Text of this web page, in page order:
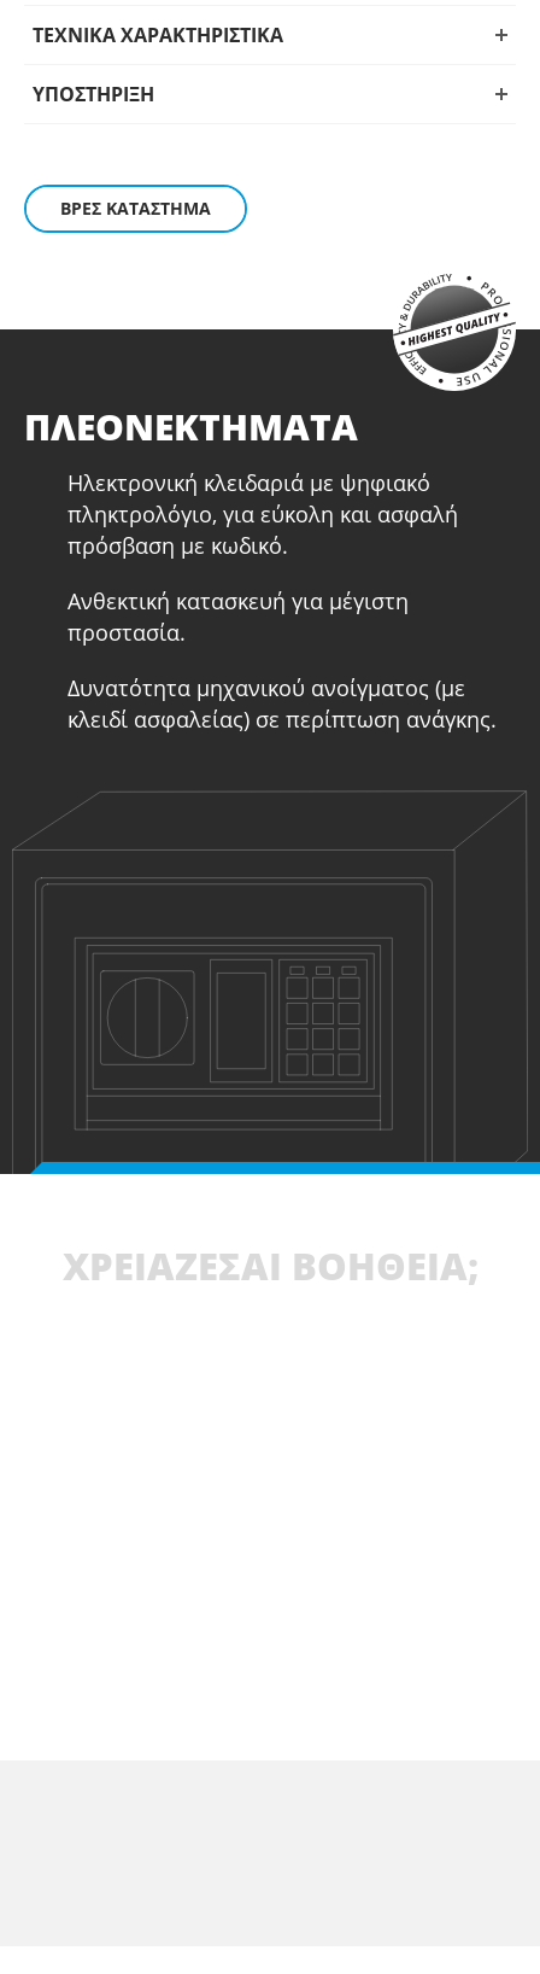
κωδικού μετά την τρίτη προσπάθεια (βλ. οδηγίες χρήσης).
Κατάλληλα για επιδαπέδια και επιτοίχια τοποθέτηση, με
Είναι διαθέσιμα στα εξής μεγέθη:
31 × 20 × 20 cm (HS55311)
ΤΕΧΝΙΚΑ ΧΑΡΑΚΤΗΡΙΣΤΙΚΑ
ΥΠΟΣΤΗΡΙΞΗ
ΒΡΕΣ ΚΑΤΑΣΤΗΜΑ
ΠΛΕΟΝΕΚΤΗΜΑΤΑ
Ηλεκτρονική κλειδαριά με ψηφιακό
πληκτρολόγιο, για εύκολη και ασφαλή
πρόσβαση με κωδικό.
Ανθεκτική κατασκευή για μέγιστη
προστασία.
Δυνατότητα μηχανικού ανοίγματος (με
κλειδί ασφαλείας) σε περίπτωση ανάγκης.
ΧΡΕΙΑΖΕΣΑΙ ΒΟΗΘΕΙΑ;